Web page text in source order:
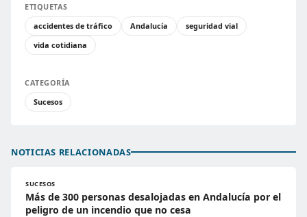
ETIQUETAS
accidentes de tráfico
Andalucía
seguridad vial
vida cotidiana
CATEGORÍA
Sucesos
NOTICIAS RELACIONADAS
SUCESOS
Más de 300 personas desalojadas en Andalucía por el
peligro de un incendio que no cesa